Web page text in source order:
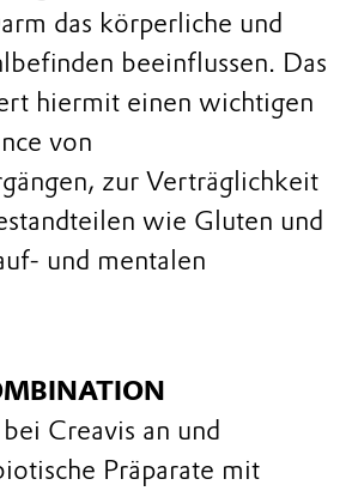
das körperliche und
beeinflussen. Das
hiermit einen wichtigen
von
zur Verträglichkeit
wie Gluten und
und mentalen
Creavis an und
Präparate mit